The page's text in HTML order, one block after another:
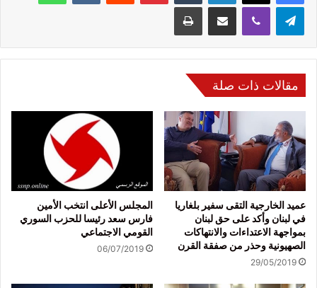
مقالات ذات صلة
عميد الخارجية التقى سفير بلغاريا
في لبنان وأكد على حق لبنان
بمواجهة الاعتداءات والانتهاكات
الصهيونية وحذر من صفقة القرن
29/05/2019
المجلس الأعلى انتخب الأمين
فارس سعد رئيسا للحزب السوري
القومي الاجتماعي
06/07/2019